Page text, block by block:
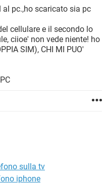
WHATSAPP
WINDOWS 10
WHATSAPP
FACEBOOK
GAMING
WINDOWS 10
pc.,ho scaricato sia pc
cellulare e il secondo lo
ciioe' non vede niente! ho
SIM), CHI MI PUO'
sulla tv
iphone